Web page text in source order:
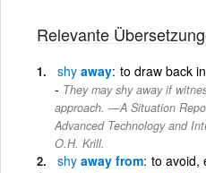
Relevante
shy away to draw back
They may shy away if
approach. —A Situation
Advanced Technology and
O.H. Krill.
shy away from to avoid,